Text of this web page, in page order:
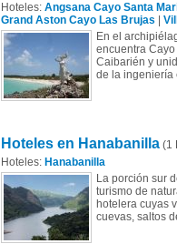
Hoteles: Angsana Cayo Santa
Grand Aston Cayo Las Brujas
En el
encuentra
Caibarién y
de la ingeniería
Hoteles en Hanabanilla(1
Hoteles: Hanabanilla
La porción sur
turismo de
hotelera cuyas
cuevas, saltos